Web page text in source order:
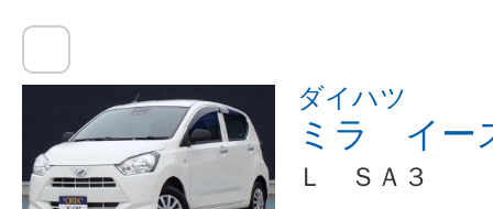
ダイハツ
ミラ イー
Ｌ ＳＡ３